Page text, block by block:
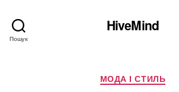
Пошук
HiveMind
Категорії
МОДА І СТИЛЬ